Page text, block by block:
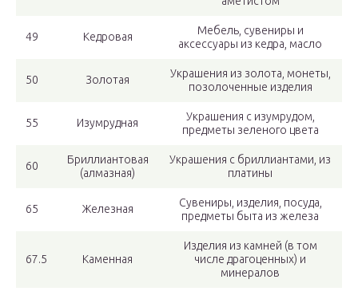
49 Кедровая
Мебель, сувениры и
аксессуары из кедра, масло
50 Золотая
Украшения из золота, монеты,
позолоченные изделия
55 Изумрудная
Украшения с изумрудом,
предметы зеленого цвета
60
Бриллиантовая
(алмазная)
Украшения с бриллиантами, из
платины
65 Железная
Сувениры, изделия, посуда,
предметы быта из железа
67.5 Каменная
Изделия из камней (в том
числе драгоценных) и
минералов